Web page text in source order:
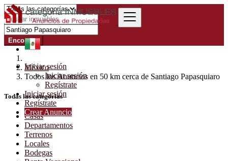
Iniciar sesión
Iniciar sesión
Regístrate
Iniciar sesión
Regístrate
Crear Anuncio
Encontrar
México
Todos los Anuncios en 50 km cerca de Santiago Papasquiaro
Todas las categorías
Casas
Departamentos
Terrenos
Locales
Bodegas